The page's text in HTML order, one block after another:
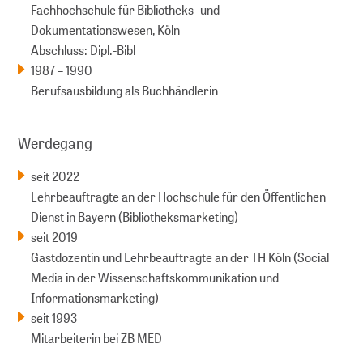
Fachhochschule für Bibliotheks- und
Dokumentationswesen, Köln
Abschluss: Dipl.-Bibl
1987 – 1990
Berufsausbildung als Buchhändlerin
Werdegang
seit 2022
Lehrbeauftragte an der Hochschule für den Öffentlichen
Dienst in Bayern (Bibliotheksmarketing)
seit 2019
Gastdozentin und Lehrbeauftragte an der TH Köln (Social
Media in der Wissenschaftskommunikation und
Informationsmarketing)
seit 1993
Mitarbeiterin bei ZB MED